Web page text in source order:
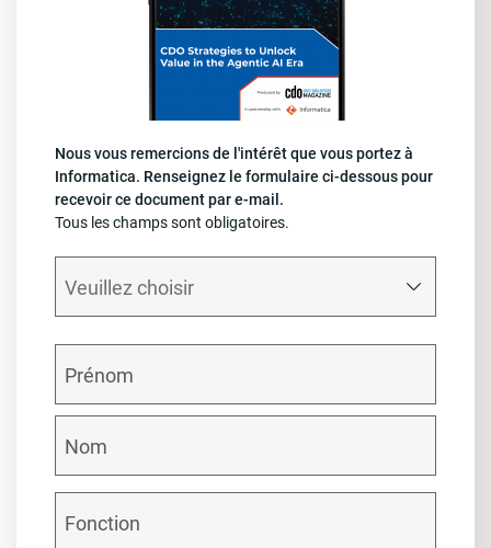
Nous vous remercions de l'intérêt que vous portez à
Informatica. Renseignez le formulaire ci-dessous pour
recevoir ce document par e-mail.
Tous les champs sont obligatoires.